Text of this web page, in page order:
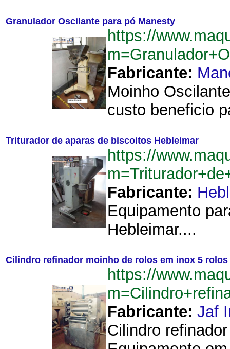
Granulador Oscilante para pó Manesty
https://
Fabricante:
Moinho
custo beneficio
Triturador de aparas de biscoitos Hebleimar
https://
Fabricante:
Equipamento
Hebleimar....
Cilindro refinador moinho de rolos em inox 5
https://
Fabricante: Jaf
Cilindro